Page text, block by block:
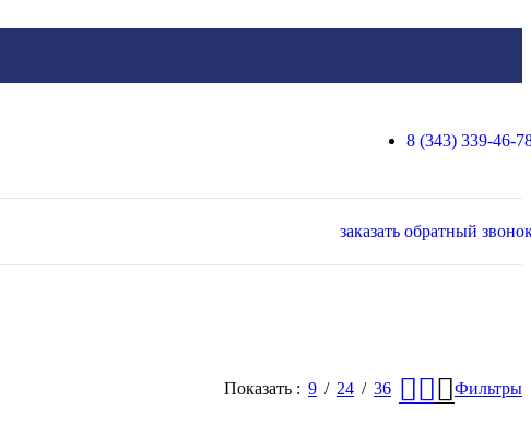
8 (343) 339-46-
заказать обратный
Показать 9 24 36 Фильтры